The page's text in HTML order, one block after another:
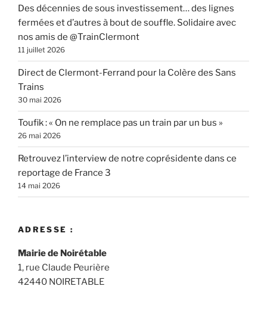
Des décennies de sous investissement… des lignes
fermées et d’autres à bout de souffle. Solidaire avec
nos amis de @TrainClermont
11 juillet 2026
Direct de Clermont-Ferrand pour la Colère des Sans
Trains
30 mai 2026
Toufik : « On ne remplace pas un train par un bus »
26 mai 2026
Retrouvez l’interview de notre coprésidente dans ce
reportage de France 3
14 mai 2026
ADRESSE :
Mairie de Noirétable
1, rue Claude Peurière
42440 NOIRETABLE